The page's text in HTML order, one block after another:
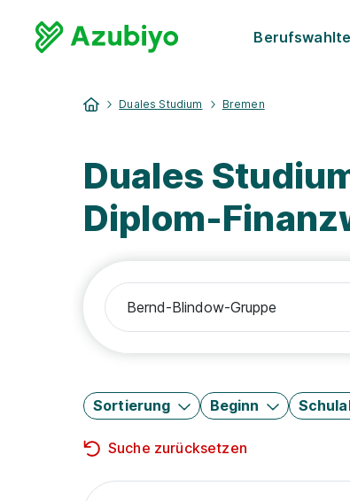
Duales Studium Bremen
Duales
Diplom-
Sortierung Beginn
Suche zurücksetzen